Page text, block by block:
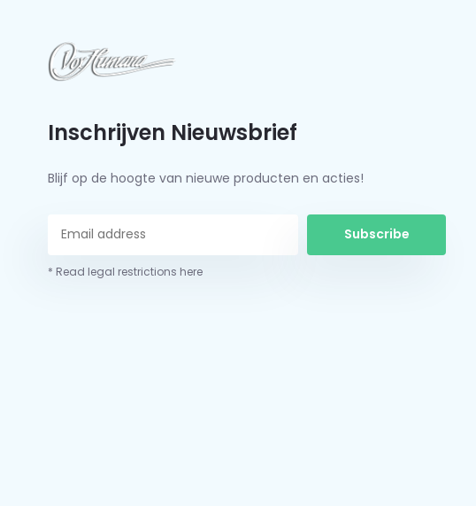
Inschrijven Nieuwsbrief
Blijf op de hoogte van nieuwe producten en acties!
Subscribe
* Read legal restrictions here